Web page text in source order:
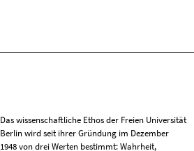
Das wissenschaftliche Ethos der Freien Universität
Berlin wird seit ihrer Gründung im Dezember
1948 von drei Werten bestimmt: Wahrheit,